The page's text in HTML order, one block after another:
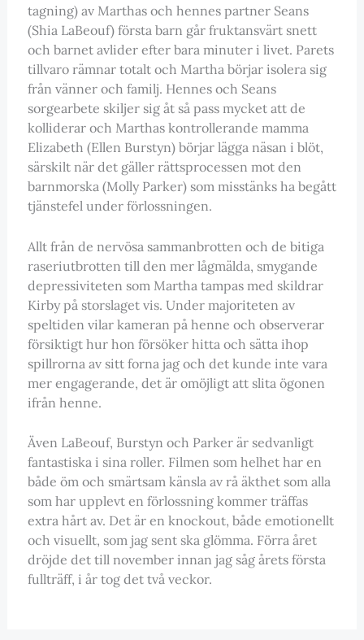
tagning) av Marthas och hennes partner Seans
(Shia LaBeouf) första barn går fruktansvärt snett
och barnet avlider efter bara minuter i livet. Parets
tillvaro rämnar totalt och Martha börjar isolera sig
från vänner och familj. Hennes och Seans
sorgearbete skiljer sig åt så pass mycket att de
kolliderar och Marthas kontrollerande mamma
Elizabeth (Ellen Burstyn) börjar lägga näsan i blöt,
särskilt när det gäller rättsprocessen mot den
barnmorska (Molly Parker) som misstänks ha begått
tjänstefel under förlossningen.
Allt från de nervösa sammanbrotten och de bitiga
raseriutbrotten till den mer lågmälda, smygande
depressiviteten som Martha tampas med skildrar
Kirby på storslaget vis. Under majoriteten av
speltiden vilar kameran på henne och observerar
försiktigt hur hon försöker hitta och sätta ihop
spillrorna av sitt forna jag och det kunde inte vara
mer engagerande, det är omöjligt att slita ögonen
ifrån henne.
Även LaBeouf, Burstyn och Parker är sedvanligt
fantastiska i sina roller. Filmen som helhet har en
både öm och smärtsam känsla av rå äkthet som alla
som har upplevt en förlossning kommer träffas
extra hårt av. Det är en knockout, både emotionellt
och visuellt, som jag sent ska glömma. Förra året
dröjde det till november innan jag såg årets första
fullträff, i år tog det två veckor.